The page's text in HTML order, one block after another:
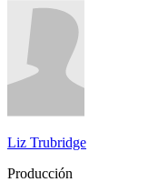
Liz Trubridge
Producción